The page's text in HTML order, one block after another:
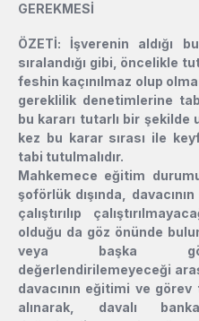
GEREKMESİ
ÖZETİ: İşverenin aldığı
sıralandığı gibi, öncelikle
feshin kaçınılmaz olup
gereklilik denetimlerine
bu kararı tutarlı bir şekilde
kez bu karar sırası ile
tabi tutulmalıdır.
Mahkemece eğitim
şoförlük dışında,
çalıştırılıp
olduğu da göz önünde
veya başka
değerlendirilemeyeceği
davacının eğitimi ve
alınarak, davalı